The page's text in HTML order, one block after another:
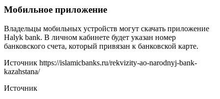
Мобильное приложение
Владельцы мобильных устройств могут скачать приложение
Halyk bank. В личном кабинете будет указан номер
банковского счета, который привязан к банковской карте.
Источник https://islamicbanks.ru/rekvizity-ao-narodnyj-bank-
kazahstana/
Источник